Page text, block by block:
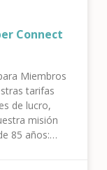
Connect
Miembros
tarifas
de lucro,
misión
85 años: